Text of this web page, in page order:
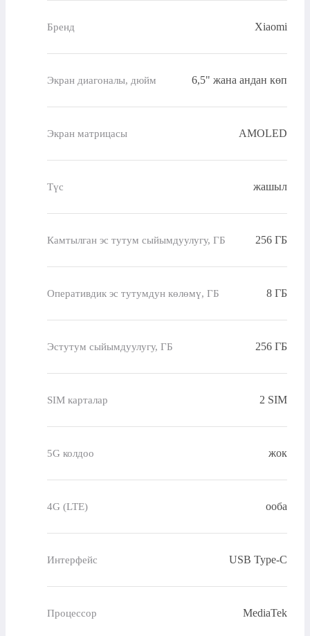
Бренд Xiaomi
Экран диагоналы, дюйм 6,5" жана андан көп
Экран матрицасы AMOLED
Түс жашыл
Камтылган эс тутум сыйымдуулугу, ГБ 256 ГБ
Оперативдик эс тутумдун көлөмү, ГБ 8 ГБ
Эстутум сыйымдуулугу, ГБ 256 ГБ
SIM карталар 2 SIM
5G колдоо жок
4G (LTE) ооба
Интерфейс USB Type-C
Процессор MediaTek